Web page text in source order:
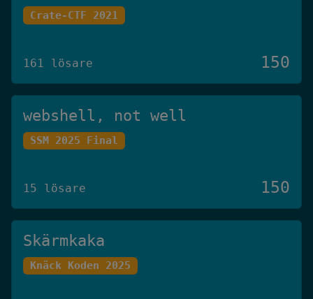
Crate-CTF 2021
161 lösare 150
webshell, not well
SSM 2025 Final
15 lösare 150
Skärmkaka
Knäck Koden 2025